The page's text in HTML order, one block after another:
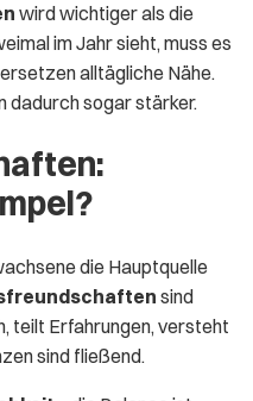
wird wichtiger als die
im Jahr sieht, muss es
alltägliche Nähe.
dadurch sogar stärker.
die Hauptquelle
sind
teilt Erfahrungen, versteht
sind fließend.